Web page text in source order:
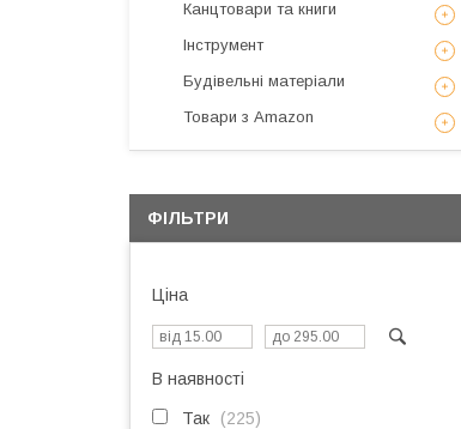
Канцтовари та книги
Інструмент
Будівельні матеріали
Товари з Amazon
ФІЛЬТРИ
Ціна
В наявності
Так 225